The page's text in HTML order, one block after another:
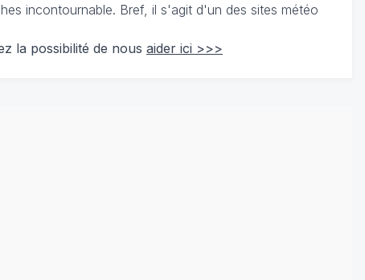
incontournable. Bref, il s'agit d'un des sites météo
la possibilité de nous aider ici >>>